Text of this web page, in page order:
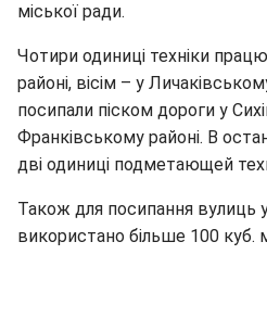
міської ради.
Чотири одиниці техніки
районі, вісім – у
посипали піском дороги у
Франківському районі. В
дві одиниці подметающей
Також для посипання вулиць
використано більше 100 куб.